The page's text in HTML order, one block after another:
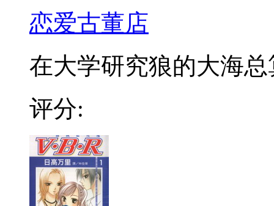
恋爱古董店
在大学研究狼的大海
评分: